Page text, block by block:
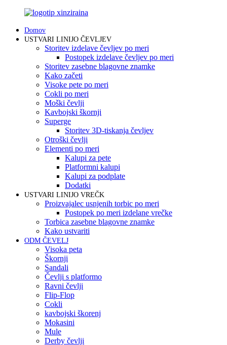
Domov
USTVARI LINIJO ČEVLJEV
Storitev izdelave čevljev po meri
Postopek izdelave čevljev po meri
Storitev zasebne blagovne znamke
Kako začeti
Visoke pete po meri
Cokli po meri
Moški čevlji
Kavbojski škornji
Superge
Storitev 3D-tiskanja čevljev
Otroški čevlji
Elementi po meri
Kalupi za pete
Platformni kalupi
Kalupi za podplate
Dodatki
USTVARI LINIJO VREČK
Proizvajalec usnjenih torbic po meri
Postopek po meri izdelane vrečke
Torbica zasebne blagovne znamke
Kako ustvariti
ODM ČEVELJ
Visoka peta
Škornji
Sandali
Čevlji s platformo
Ravni čevlji
Flip-Flop
Cokli
kavbojski škorenj
Mokasini
Mule
Derby čevlji